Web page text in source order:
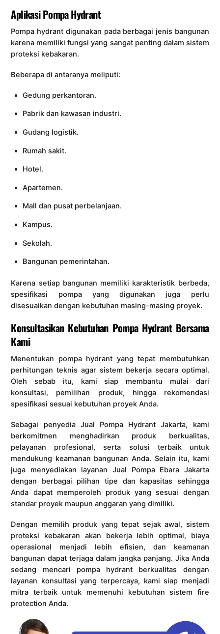
Aplikasi Pompa Hydrant
Pompa hydrant digunakan pada berbagai jenis bangunan
karena memiliki fungsi yang sangat penting dalam sistem
proteksi kebakaran.
Beberapa di antaranya meliputi:
Gedung perkantoran.
Pabrik dan kawasan industri.
Gudang logistik.
Rumah sakit.
Hotel.
Apartemen.
Mall dan pusat perbelanjaan.
Kampus.
Sekolah.
Bangunan pemerintahan.
Karena setiap bangunan memiliki karakteristik berbeda,
spesifikasi pompa yang digunakan juga perlu
disesuaikan dengan kebutuhan masing-masing proyek.
Konsultasikan Kebutuhan Pompa Hydrant Bersama
Kami
Menentukan pompa hydrant yang tepat membutuhkan
perhitungan teknis agar sistem bekerja secara optimal.
Oleh sebab itu, kami siap membantu mulai dari
konsultasi, pemilihan produk, hingga rekomendasi
spesifikasi sesuai kebutuhan proyek Anda.
Sebagai penyedia Jual Pompa Hydrant Jakarta, kami
berkomitmen menghadirkan produk berkualitas,
pelayanan profesional, serta solusi terbaik untuk
mendukung keamanan bangunan Anda. Selain itu, kami
juga menyediakan layanan Jual Pompa Ebara Jakarta
dengan berbagai pilihan tipe dan kapasitas sehingga
Anda dapat memperoleh produk yang sesuai dengan
standar proyek maupun anggaran yang dimiliki.
Dengan memilih produk yang tepat sejak awal, sistem
proteksi kebakaran akan bekerja lebih optimal, biaya
operasional menjadi lebih efisien, dan keamanan
bangunan dapat terjaga dalam jangka panjang. Jika Anda
sedang mencari pompa hydrant berkualitas dengan
layanan konsultasi yang terpercaya, kami siap menjadi
mitra terbaik untuk memenuhi kebutuhan sistem fire
protection Anda.